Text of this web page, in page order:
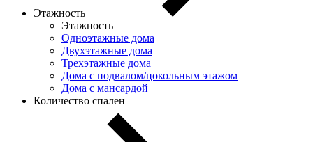
Этажность
Этажность
Одноэтажные дома
Двухэтажные дома
Трехэтажные дома
Дома с подвалом/цокольным этажом
Дома с мансардой
Количество спален